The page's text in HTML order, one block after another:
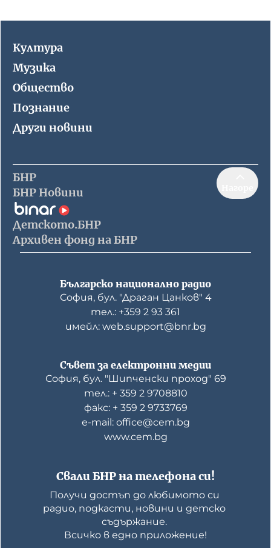
Култура
Музика
Общество
Познание
Други новини
БНР
БНР Новини
Детското.БНР
Архивен фонд на БНР
Българско национално радио
София, бул. "Драган Цанков" 4
тел.: +359 2 93 361
имейл: web.support@bnr.bg
Свали БНР на телефона си!
Получи достъп до любимото си
радио, подкасти, новини и детско
съдържание.
Всичко в едно приложение!
Съвет за електронни медии
София, бул. "Шипченски проход" 69
тел.: + 359 2 9708810
факс: + 359 2 9733769
е-mail: office@cem.bg
www.cem.bg